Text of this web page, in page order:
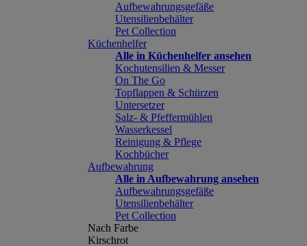
Aufbewahrungsgefäße
Utensilienbehälter
Pet Collection
Küchenhelfer
Alle in Küchenhelfer ansehen
Kochutensilien & Messer
On The Go
Topflappen & Schürzen
Untersetzer
Salz- & Pfeffermühlen
Wasserkessel
Reinigung & Pflege
Kochbücher
Aufbewahrung
Alle in Aufbewahrung ansehen
Aufbewahrungsgefäße
Utensilienbehälter
Pet Collection
Nach Farbe
Kirschrot